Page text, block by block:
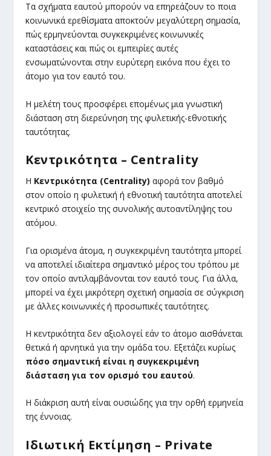
Τα σχήματα εαυτού μπορούν να επηρεάζουν το ποια
κοινωνικά ερεθίσματα αποκτούν μεγαλύτερη σημασία,
πώς ερμηνεύονται συγκεκριμένες κοινωνικές
καταστάσεις και πώς οι εμπειρίες αυτές
ενσωματώνονται στην ευρύτερη εικόνα που έχει το
άτομο για τον εαυτό του.
Η μελέτη τους προσφέρει επομένως μια γνωστική
διάσταση στη διερεύνηση της φυλετικής-εθνοτικής
ταυτότητας.
Κεντρικότητα – Centrality
Η Κεντρικότητα (Centrality) αφορά τον βαθμό
στον οποίο η φυλετική ή εθνοτική ταυτότητα αποτελεί
κεντρικό στοιχείο της συνολικής αυτοαντίληψης του
ατόμου.
Για ορισμένα άτομα, η συγκεκριμένη ταυτότητα μπορεί
να αποτελεί ιδιαίτερα σημαντικό μέρος του τρόπου με
τον οποίο αντιλαμβάνονται τον εαυτό τους. Για άλλα,
μπορεί να έχει μικρότερη σχετική σημασία σε σύγκριση
με άλλες κοινωνικές ή προσωπικές ταυτότητες.
Η κεντρικότητα δεν αξιολογεί εάν το άτομο αισθάνεται
θετικά ή αρνητικά για την ομάδα του. Εξετάζει κυρίως
πόσο σημαντική είναι η συγκεκριμένη
διάσταση για τον ορισμό του εαυτού.
Η διάκριση αυτή είναι ουσιώδης για την ορθή ερμηνεία
της έννοιας.
Ιδιωτική Εκτίμηση – Private